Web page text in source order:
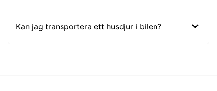
Kan jag transportera ett husdjur i bilen?